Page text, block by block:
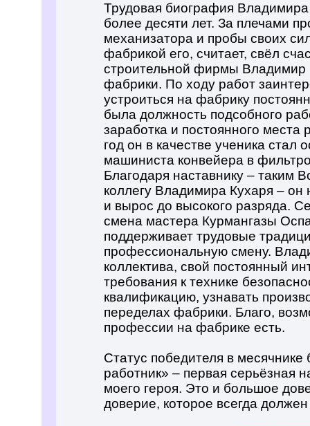
Трудовая биография
более десяти лет. За плечами
механизатора и пробы своих
фабрикой его, считает, свёл
строительной фирмы Владимир
фабрики. По ходу работ
устроиться на фабрику
была должность подсобного
заработка и постоянного
год он в качестве ученика стал
машиниста конвейера в
Благодаря наставнику – таким
коллегу Владимира Кухаря – он
и вырос до высокого разряда.
смена мастера Курмангазы
поддерживает трудовые
профессиональную смену.
коллектива, свой постоянный
требования к технике
квалификацию, узнавать
переделах фабрики. Благо,
профессии на фабрике есть.
Статус победителя в
работник» – первая серьёзная
моего героя. Это и большое
доверие, которое всегда